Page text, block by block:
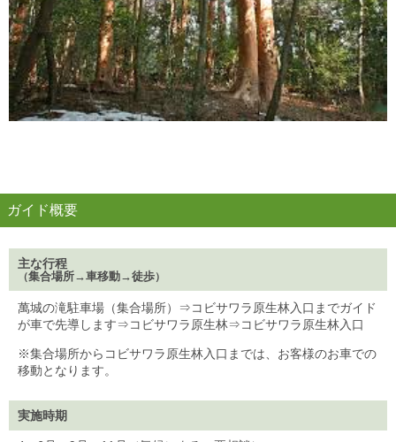
ガイド概要
主な行程
（集合場所→車移動→徒歩）
萬城の滝駐車場（集合場所）⇒コビサワラ原生林入口までガイド
が車で先導します⇒コビサワラ原生林⇒コビサワラ原生林入口
※集合場所からコビサワラ原生林入口までは、お客様のお車での
移動となります。
実施時期